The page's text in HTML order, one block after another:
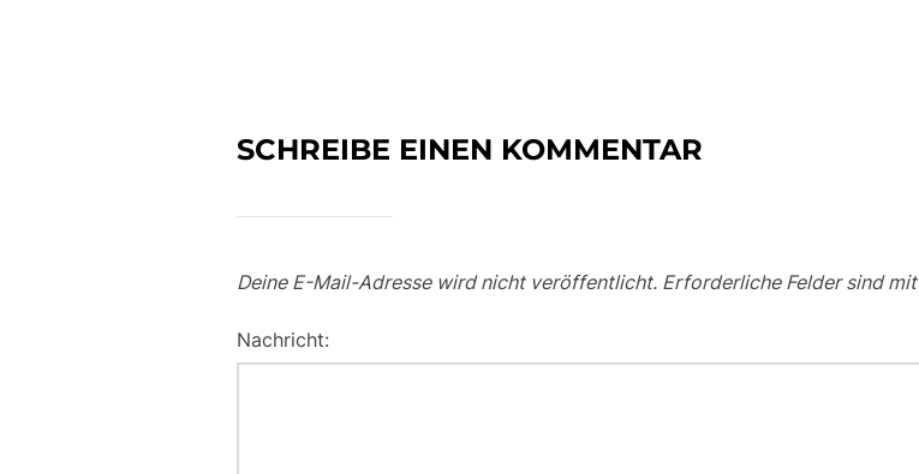
SCHREIBE EINEN KOMMENTAR
Deine E-Mail-Adresse wird nicht veröffentlicht. Erforderliche Felder sind mit
Nachricht: